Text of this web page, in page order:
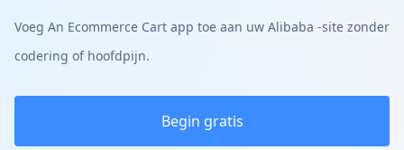
Voeg An Ecommerce Cart app toe aan uw Alibaba -site zonder
codering of hoofdpijn.
Begin gratis